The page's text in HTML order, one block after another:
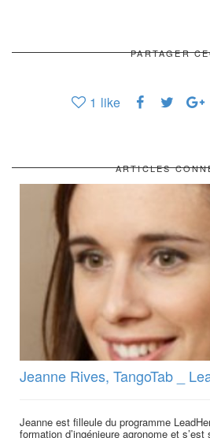
PARTAGER
1 like
ARTICLES
Jeanne Rives, TangoTab _
Jeanne est filleule du programme
formation d’ingénieure agronome et